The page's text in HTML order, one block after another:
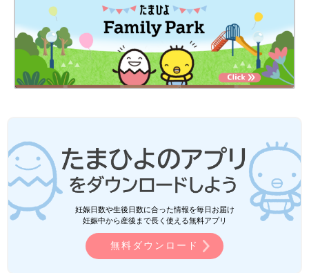
妊娠日数や生後日数に合った情報を毎日お届け
妊娠中から産後まで長く使える無料アプリ
無料ダウンロード